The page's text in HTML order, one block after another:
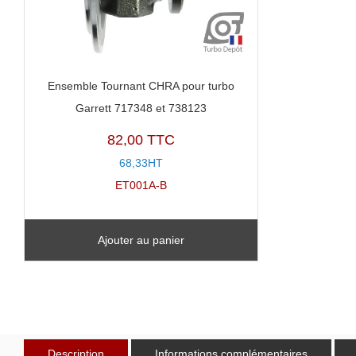
Ensemble Tournant CHRA pour turbo
Garrett 717348 et 738123
82,00 TTC
68,33HT
ET001A-B
Ajouter au panier